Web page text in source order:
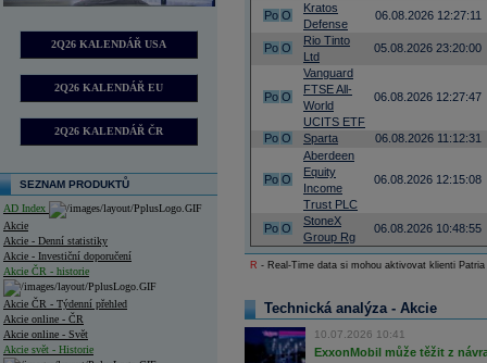
2Q26 KALENDÁŘ USA
2Q26 KALENDÁŘ EU
2Q26 KALENDÁŘ ČR
SEZNAM PRODUKTŮ
AD Index
Akcie
Akcie - Denní statistiky
Akcie - Investiční doporučení
Akcie ČR - historie
Akcie ČR - Týdenní přehled
Akcie online - ČR
Akcie online - Svět
Akcie svět - Historie
Po O
Kratos
Defense
06.08.2026 12:27:11
Po O
Rio Tinto
Ltd
05.08.2026 23:20:00
Po O
Vanguard
FTSE All-
World
UCITS ETF
06.08.2026 12:27:47
Po O Sparta 06.08.2026 11:12:31
Po O
Aberdeen
Equity
Income
Trust PLC
06.08.2026 12:15:08
Po O
StoneX
Group Rg
06.08.2026 10:48:55
R - Real-Time data si mohou aktivovat klienti
Technická analýza - Akcie
10.07.2026 10:41
ExxonMobil může těžit z